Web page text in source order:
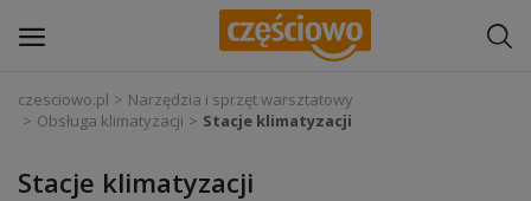
Zaloguj się
Zarejestruj
czesciowo.pl
Narzędzia i sprzęt warsztatowy
Obsługa klimatyzacji
Stacje klimatyzacji
Stacje klimatyzacji